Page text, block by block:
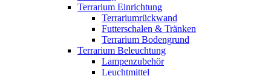
Terrarium Einrichtung
Terrariumrückwand
Futterschalen & Tränken
Terrarium Bodengrund
Terrarium Beleuchtung
Lampenzubehör
Leuchtmittel